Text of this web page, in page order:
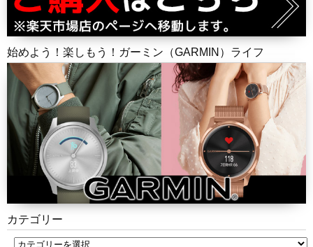
始めよう！楽しもう！ガーミン（GARMIN）ライフ
カテゴリー